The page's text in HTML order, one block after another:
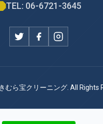
TEL: 06-6721-3645
むら宝クリーニング. All Rights